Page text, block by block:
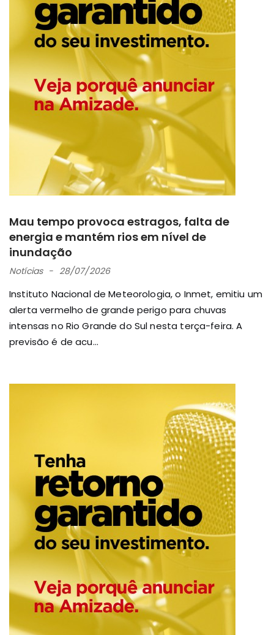
Mau tempo provoca estragos, falta de
energia e mantém rios em nível de
inundação
Notícias 28/07/2026
Instituto Nacional de Meteorologia, o Inmet, emitiu um
alerta vermelho de grande perigo para chuvas
intensas no Rio Grande do Sul nesta terça-feira. A
previsão é de acu...